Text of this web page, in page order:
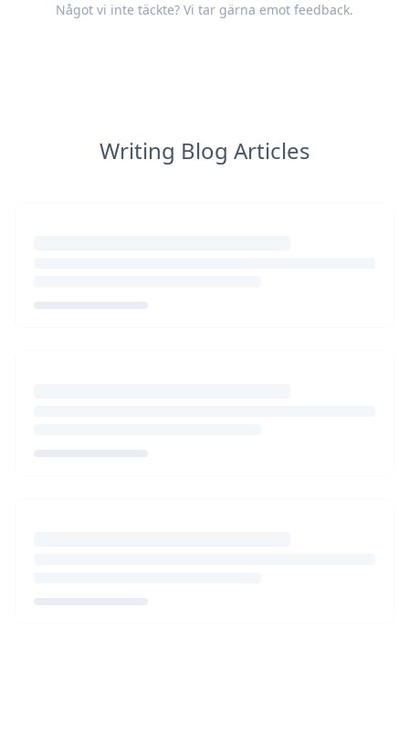
Något vi inte täckte? Vi tar gärna emot feedback.
Writing Blog Articles